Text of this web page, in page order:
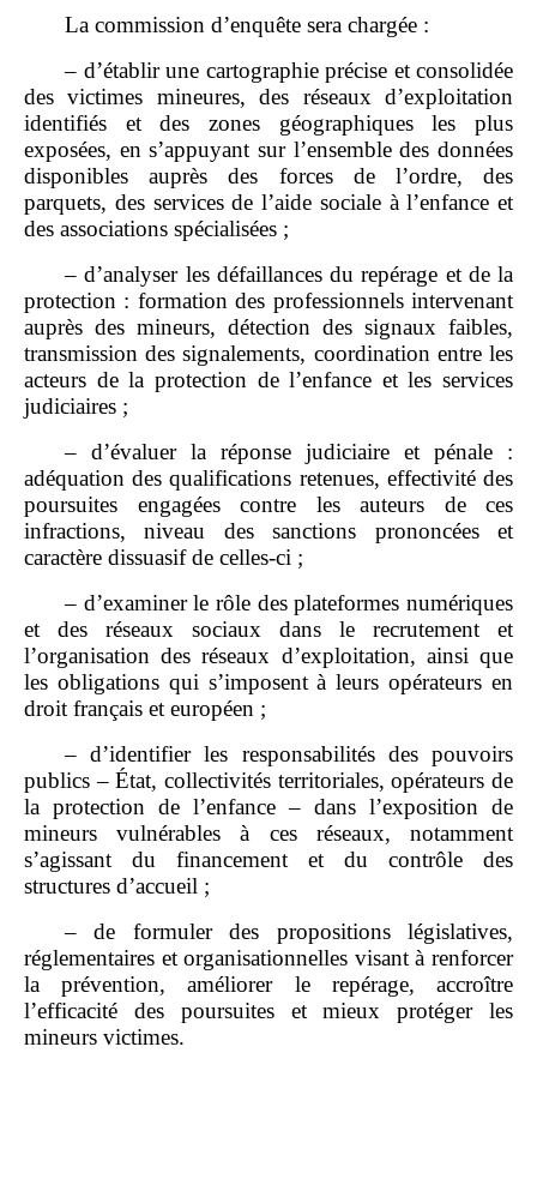
La commission d’enquête sera chargée :
– d’établir une cartographie précise et consolidée
des victimes mineures, des réseaux d’exploitation
identifiés et des zones géographiques les plus
exposées, en s’appuyant sur l’ensemble des données
disponibles auprès des forces de l’ordre, des
parquets, des services de l’aide sociale à l’enfance et
des associations spécialisées ;
– d’analyser les défaillances du repérage et de la
protection : formation des professionnels intervenant
auprès des mineurs, détection des signaux faibles,
transmission des signalements, coordination entre les
acteurs de la protection de l’enfance et les services
judiciaires ;
– d’évaluer la réponse judiciaire et pénale :
adéquation des qualifications retenues, effectivité des
poursuites engagées contre les auteurs de ces
infractions, niveau des sanctions prononcées et
caractère dissuasif de celles‑ci ;
– d’examiner le rôle des plateformes numériques
et des réseaux sociaux dans le recrutement et
l’organisation des réseaux d’exploitation, ainsi que
les obligations qui s’imposent à leurs opérateurs en
droit français et européen ;
– d’identifier les responsabilités des pouvoirs
publics – État, collectivités territoriales, opérateurs de
la protection de l’enfance – dans l’exposition de
mineurs vulnérables à ces réseaux, notamment
s’agissant du financement et du contrôle des
structures d’accueil ;
– de formuler des propositions législatives,
réglementaires et organisationnelles visant à renforcer
la prévention, améliorer le repérage, accroître
l’efficacité des poursuites et mieux protéger les
mineurs victimes.